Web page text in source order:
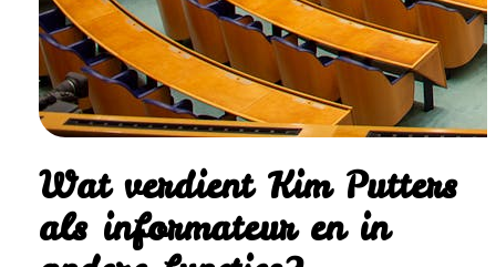
Wat verdient Kim Putters
als informateur en in